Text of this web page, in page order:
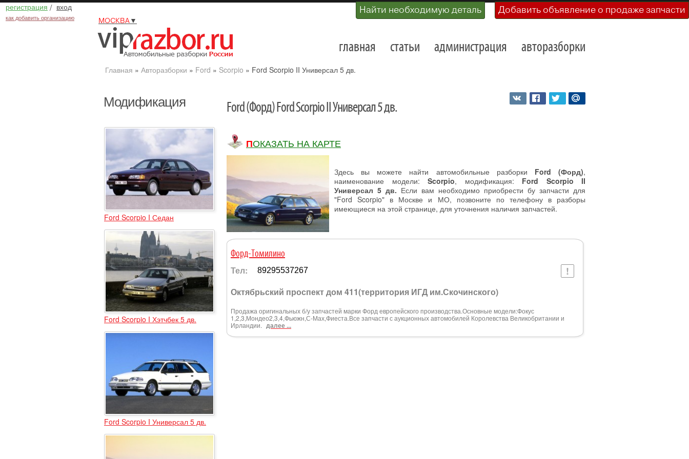
регистрация / вход
как добавить организацию
Найти необходимую деталь Добавить объявление о продаже запчасти
МОСКВА▼
главная статьи администрация авторазборки
Главная » Авторазборки » Ford » Scorpio » Ford Scorpio II Универсал 5 дв.
Модификация
Ford Scorpio I Седан
Ford Scorpio I Хэтчбек 5 дв.
Ford Scorpio I Универсал 5 дв.
Ford (Форд) Ford Scorpio II Универсал 5 дв.
ПОКАЗАТЬ НА КАРТЕ
Здесь вы можете найти автомобильные разборки Ford (Форд),
наименование модели: Scorpio, модификация: Ford Scorpio II
Универсал 5 дв. Если вам необходимо приобрести бу запчасти для
"Ford Scorpio" в Москве и МО, позвоните по телефону в разборы
имеющиеся на этой странице, для уточнения наличия запчастей.
Форд-Томилино
Тел: 89295537267
Октябрьский проспект дом 411(территория ИГД им.Скочинского)
Продажа оригинальных б/у запчастей марки Форд европейского производства.Основные модели:Фокус
1,2,3,Мондео2,3,4,Фьюжн,С-Мах,Фиеста.Все запчасти с аукционных автомобилей Королевства Великобритании и
Ирландии. далее ...